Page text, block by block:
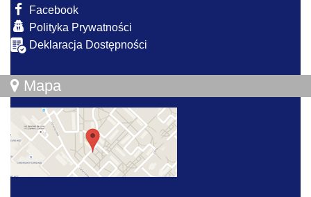
Facebook
Polityka Prywatności
Deklaracja Dostępności
Mapa